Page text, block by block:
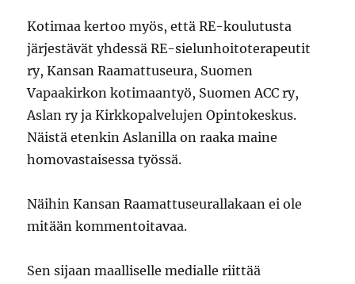
Kotimaa kertoo myös, että RE-koulutusta
järjestävät yhdessä RE-sielunhoitoterapeutit
ry, Kansan Raamattuseura, Suomen
Vapaakirkon kotimaantyö, Suomen ACC ry,
Aslan ry ja Kirkkopalvelujen Opintokeskus.
Näistä etenkin Aslanilla on raaka maine
homovastaisessa työssä.
Näihin Kansan Raamattuseurallakaan ei ole
mitään kommentoitavaa.
Sen sijaan maalliselle medialle riittää